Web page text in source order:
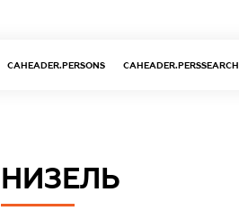
CAHEADER.PERSONS CAHEADER.PERSSEARCH
НИЗЕЛЬ